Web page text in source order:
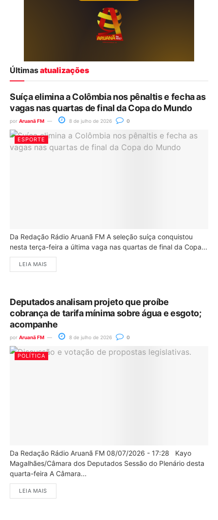
Últimasatualizações
Suíça elimina a Colômbia nos pênaltis e fecha as
vagas nas quartas de final da Copa do Mundo
por Aruanã FM 8 de julho de 2026 0
ESPORTE
Da Redação Rádio Aruanã FM A seleção suíça conquistou
nesta terça-feira a última vaga nas quartas de final da Copa...
LEIA MAIS
Deputados analisam projeto que proíbe
cobrança de tarifa mínima sobre água e esgoto;
acompanhe
por Aruanã FM 8 de julho de 2026 0
POLÍTICA
Da Redação Rádio Aruanã FM 08/07/2026 - 17:28 Kayo
Magalhães/Câmara dos Deputados Sessão do Plenário desta
quarta-feira A Câmara...
LEIA MAIS